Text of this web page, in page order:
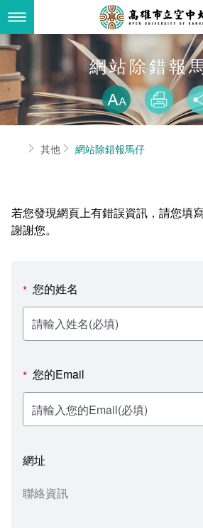
到
要
內最新消息
全部公告
教務公告
學系公告
活動研習
歷史訊息
新聞媒體專區
校園行事曆
報名系統
線上報名查詢
關於本校
空大簡介
立案證明
空大有利的學習條件
環境設備
本校位置
資訊圖像化專區
活動花絮
影音資訊
行政單位
行政單位簡介
校長室
教務處課務組
學習指導中心
輔導處
研發處
秘書處出納組
秘書處文書組
學術單位
通識教育中心
法律學系
大眾傳播學系
外國語文學系
文化藝術學系
健康管理與促進學系
其他好站
資訊相關法規
校務資訊
新生報名
在學資訊
校務系統
課程大綱
網路選課
校園行事曆
校內系統
資訊服務線上報修系統
消耗品申請
教室‧會議室預約系統
線上報修最新消息
問卷調查
法令規章
政府公開資訊
常見問答
網站除錯報
放大
列印
首頁其他 網站除錯報馬仔
若您發現網頁上有錯誤資訊，請您填
謝謝您。
* 您的姓名
* 您的Email
網址
聯絡資訊